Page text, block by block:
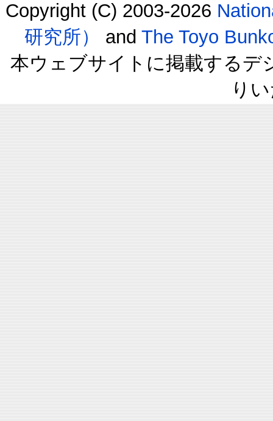
Copyright (C) 2003-2026
研究所）
and The Toyo
本ウェブサイトに掲載するデ
り